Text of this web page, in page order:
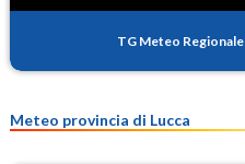
TG Meteo Regionale
Meteo provincia di Lucca